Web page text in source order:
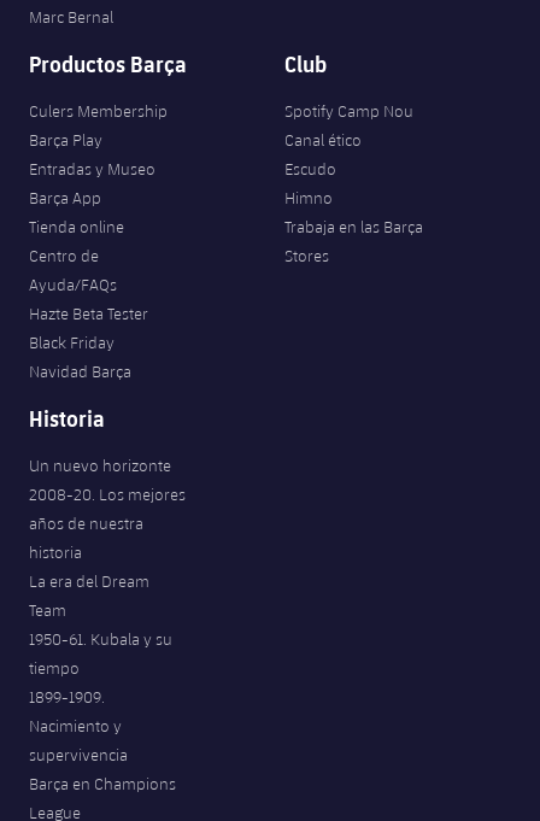
Marc Bernal
Productos Barça
Culers Membership
Barça Play
Entradas y Museo
Barça App
Tienda online
Centro de
Ayuda/FAQs
Hazte Beta Tester
Black Friday
Navidad Barça
Club
Spotify Camp Nou
Canal ético
Escudo
Himno
Trabaja en las Barça
Stores
Historia
Un nuevo horizonte
2008-20. Los mejores
años de nuestra
historia
La era del Dream
Team
1950-61. Kubala y su
tiempo
1899-1909.
Nacimiento y
supervivencia
Barça en Champions
League